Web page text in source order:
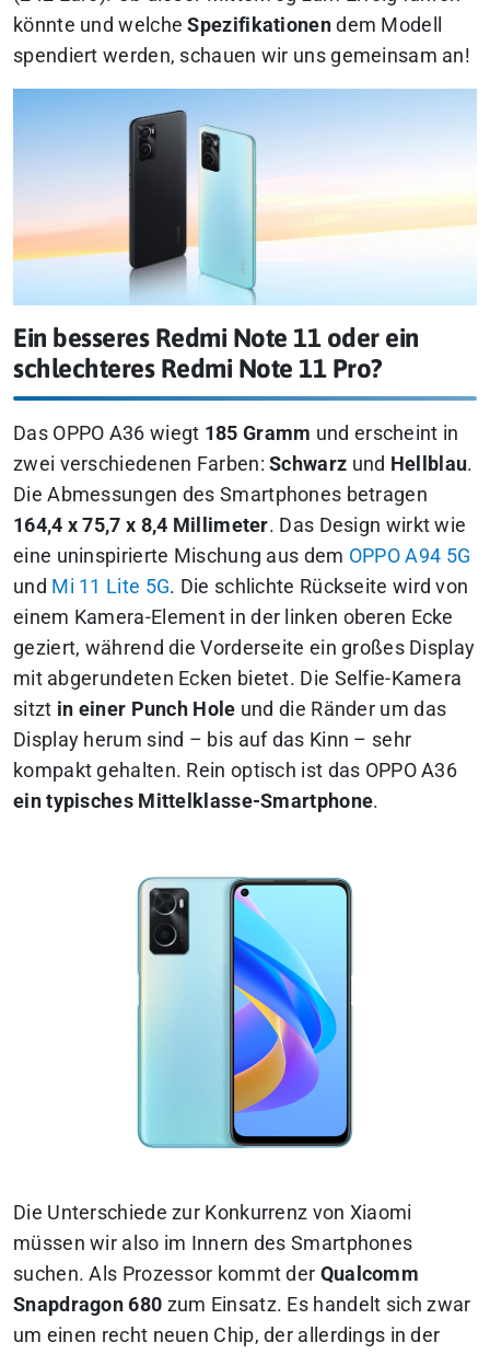
könnte und welcheSpezifikationendem Modell
spendiert werden, schauen wir uns gemeinsam an!
Ein besseres Redmi Note 11 oder ein
schlechteres Redmi Note 11 Pro?
Das OPPO A36 wiegt 185 Gramm und erscheint in
zwei verschiedenen Farben:Schwarz und Hellblau.
Die Abmessungen des Smartphones betragen
164,4 x 75,7 x 8,4 Millimeter. Das Design wirkt wie
eine uninspirierte Mischung aus dem OPPO A94 5G
und Mi 11 Lite 5G. Die schlichte Rückseite wird von
einem Kamera-Element in der linken oberen Ecke
geziert, während die Vorderseite ein großes Display
mit abgerundeten Ecken bietet. Die Selfie-Kamera
sitzt in einer Punch Hole und die Ränder um das
Display herum sind – bis auf das Kinn – sehr
kompakt gehalten. Rein optisch ist das OPPO A36
ein typisches Mittelklasse-Smartphone.
Die Unterschiede zur Konkurrenz von Xiaomi
müssen wir also im Innern des Smartphones
suchen. Als Prozessor kommt der Qualcomm
Snapdragon 680 zum Einsatz. Es handelt sich zwar
um einen recht neuen Chip, der allerdings in der